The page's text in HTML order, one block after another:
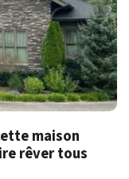
maison
rêver tous